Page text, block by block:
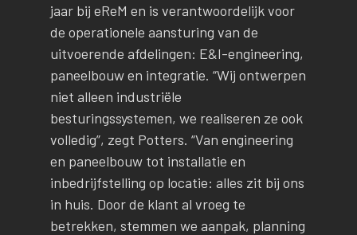
jaar bij eReM en is verantwoordelijk voor
de operationele aansturing van de
uitvoerende afdelingen: E&I-engineering,
paneelbouw en integratie. “Wij ontwerpen
niet alleen industriële
besturingssystemen, we realiseren ze ook
volledig”, zegt Potters. “Van engineering
en paneelbouw tot installatie en
inbedrijfstelling op locatie: alles zit bij ons
in huis. Door de klant al vroeg te
betrekken, stemmen we aanpak, planning